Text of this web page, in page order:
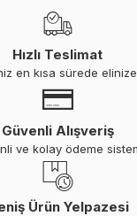
Hızlı Teslimat
en kısa sürede elinize
Güvenli Alışveriş
ve kolay ödeme
Ürün Yelpazesi